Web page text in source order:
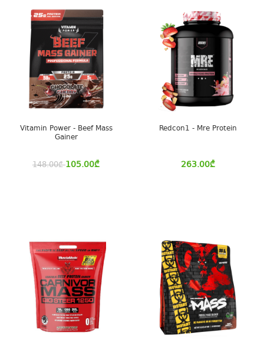
Vitamin Power - Beef Mass
Gainer
148.00₾ 105.00₾
Redcon1 - Mre Protein
263.00₾